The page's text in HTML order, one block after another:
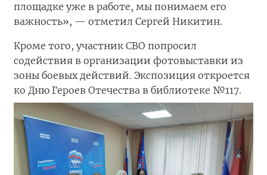
площадке уже в работе, мы понимаем его
важность», — отметил Сергей Никитин.
Кроме того, участник СВО попросил
содействия в организации фотовыставки из
зоны боевых действий. Экспозиция откроется
ко Дню Героев Отечества в библиотеке №117.